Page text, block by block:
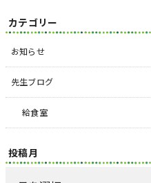
カテゴリー
お知らせ
先生ブログ
給食室
投稿月